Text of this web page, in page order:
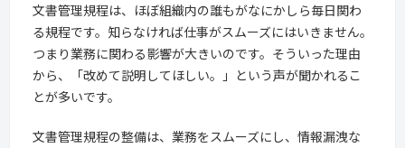
文書管理規程は、ほぼ組織内の誰もがなにかしら毎日関わ
る規程です。知らなければ仕事がスムーズにはいきません。
つまり業務に関わる影響が大きいのです。そういった理由
から、「改めて説明してほしい。」という声が聞かれるこ
とが多いです。
文書管理規程の整備は、業務をスムーズにし、情報漏洩な